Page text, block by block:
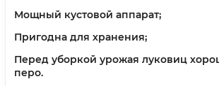
Мощный кустовой аппарат;
Пригодна для хранения;
Перед уборкой урожая луковиц
перо.